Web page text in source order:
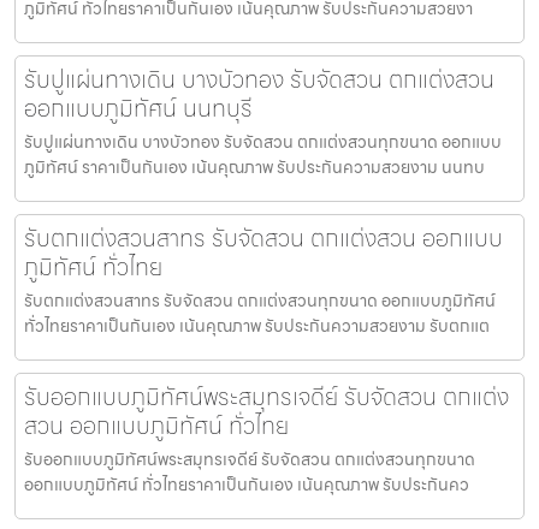
ภูมิทัศน์ ทั่วไทยราคาเป็นกันเอง เน้นคุณภาพ รับประกันความสวยงา
รับปูแผ่นทางเดิน บางบัวทอง รับจัดสวน ตกแต่งสวน
ออกแบบภูมิทัศน์ นนทบุรี
รับปูแผ่นทางเดิน บางบัวทอง รับจัดสวน ตกแต่งสวนทุกขนาด ออกแบบ
ภูมิทัศน์ ราคาเป็นกันเอง เน้นคุณภาพ รับประกันความสวยงาม นนทบ
รับตกแต่งสวนสาทร รับจัดสวน ตกแต่งสวน ออกแบบ
ภูมิทัศน์ ทั่วไทย
รับตกแต่งสวนสาทร รับจัดสวน ตกแต่งสวนทุกขนาด ออกแบบภูมิทัศน์
ทั่วไทยราคาเป็นกันเอง เน้นคุณภาพ รับประกันความสวยงาม รับตกแต
รับออกแบบภูมิทัศน์พระสมุทรเจดีย์ รับจัดสวน ตกแต่ง
สวน ออกแบบภูมิทัศน์ ทั่วไทย
รับออกแบบภูมิทัศน์พระสมุทรเจดีย์ รับจัดสวน ตกแต่งสวนทุกขนาด
ออกแบบภูมิทัศน์ ทั่วไทยราคาเป็นกันเอง เน้นคุณภาพ รับประกันคว